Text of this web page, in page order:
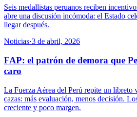
Seis medallistas peruanos reciben
abre una discusión incómoda: el Estado
llegar después.
Noticias·3 de abril, 2026
FAP: el patrón de demora que
caro
La Fuerza Aérea del Perú repite un libreto
cazas: más evaluación, menos decisión.
creciente y poco margen.